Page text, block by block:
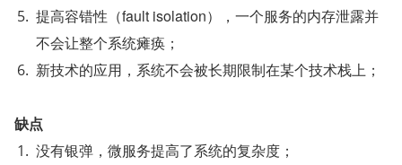
提高容错性（fault isolation），一个服务的内存泄露并
不会让整个系统瘫痪；
新技术的应用，系统不会被长期限制在某个技术栈上；
缺点
没有银弹，微服务提高了系统的复杂度；